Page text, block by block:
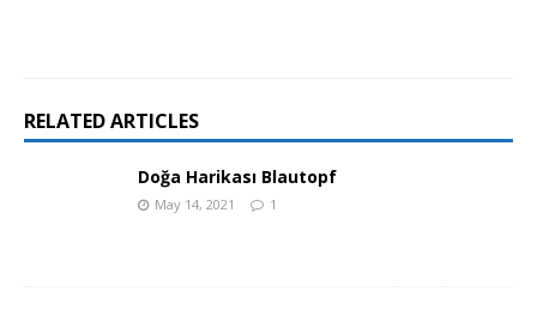
RELATED ARTICLES
Doğa Harikası Blautopf
May 14, 2021 1